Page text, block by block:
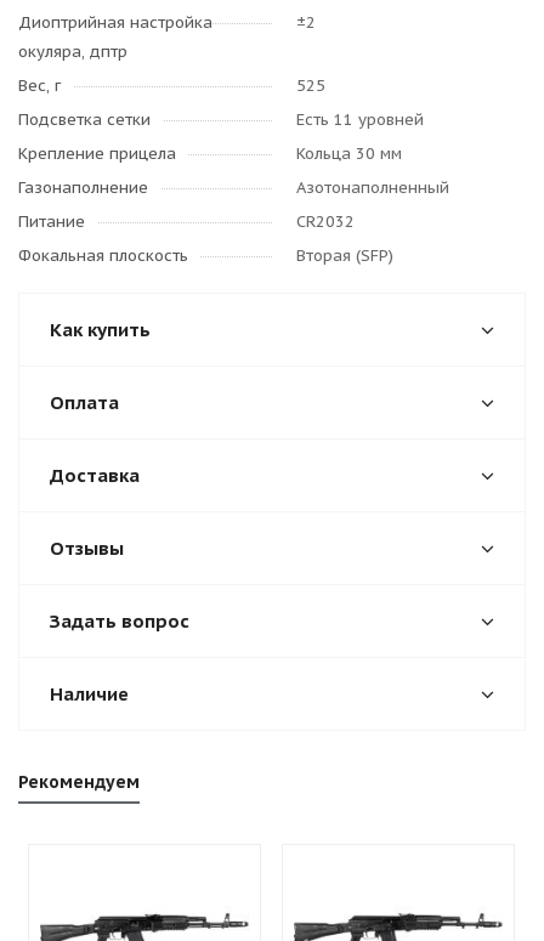
Диоптрийная настройка
окуляра, дптр
±2
Вес, г
525
Подсветка сетки
Есть 11 уровней
Крепление прицела
Кольца 30 мм
Газонаполнение
Азотонаполненный
Питание
CR2032
Фокальная плоскость
Вторая (SFP)
Как купить
Оплата
Доставка
Отзывы
Задать вопрос
Наличие
Рекомендуем